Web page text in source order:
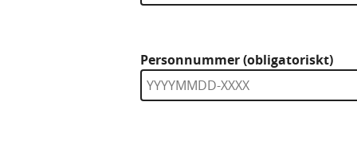
Personnummer (obligatoriskt)